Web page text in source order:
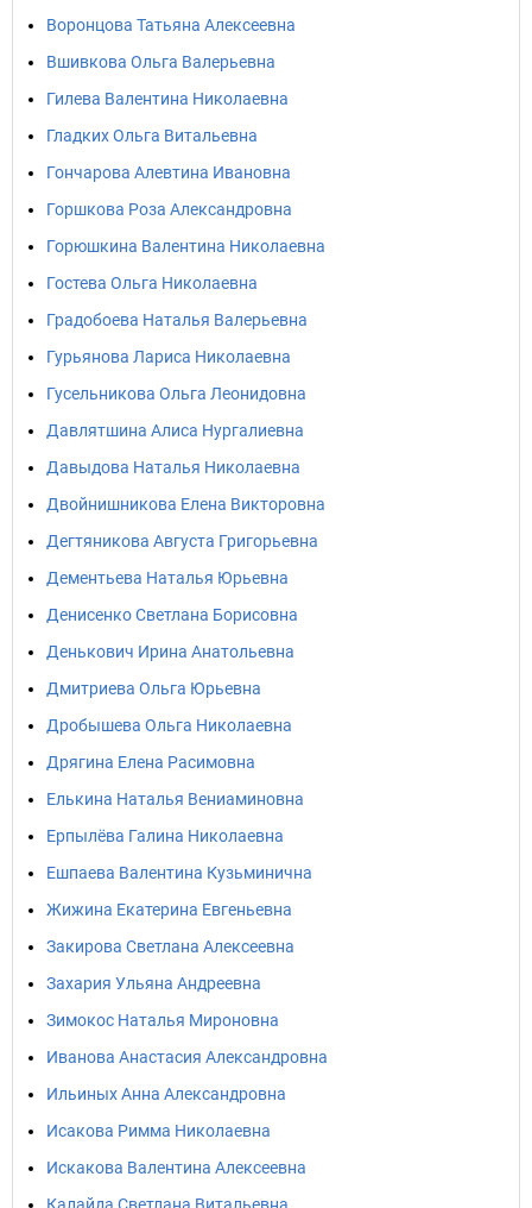
Воронцова Татьяна Алексеевна
Вшивкова Ольга Валерьевна
Гилева Валентина Николаевна
Гладких Ольга Витальевна
Гончарова Алевтина Ивановна
Горшкова Роза Александровна
Горюшкина Валентина Николаевна
Гостева Ольга Николаевна
Градобоева Наталья Валерьевна
Гурьянова Лариса Николаевна
Гусельникова Ольга Леонидовна
Давлятшина Алиса Нургалиевна
Давыдова Наталья Николаевна
Двойнишникова Елена Викторовна
Дегтяникова Августа Григорьевна
Дементьева Наталья Юрьевна
Денисенко Светлана Борисовна
Денькович Ирина Анатольевна
Дмитриева Ольга Юрьевна
Дробышева Ольга Николаевна
Дрягина Елена Расимовна
Елькина Наталья Вениаминовна
Ерпылёва Галина Николаевна
Ешпаева Валентина Кузьминична
Жижина Екатерина Евгеньевна
Закирова Светлана Алексеевна
Захария Ульяна Андреевна
Зимокос Наталья Мироновна
Иванова Анастасия Александровна
Ильиных Анна Александровна
Исакова Римма Николаевна
Искакова Валентина Алексеевна